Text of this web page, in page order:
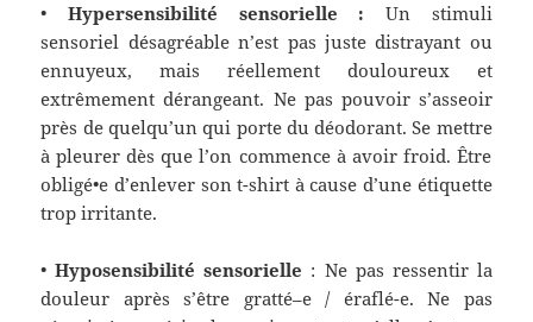
•Hypersensibilité sensorielle : Un stimuli
sensoriel désagréablen’est pas juste distrayant ou
ennuyeux, mais réellement douloureux et
extrêmementdérangeant. Ne pas pouvoirs’asseoir
près de quelqu’un qui porte du déodorant.Se mettre
à pleurer dès que l’on commence à avoir froid. Être
obligé•e d’enlever son t-shirt à cause d’une étiquette
trop irritante.
•Hyposensibilité sensorielle : Ne pas ressentir la
douleur après s’être gratté–e/ éraflé-e. Ne pas